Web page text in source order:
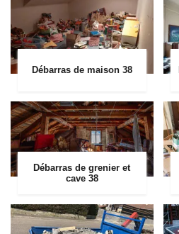
Débarras de maison 38
Débarras de grenier et
cave 38